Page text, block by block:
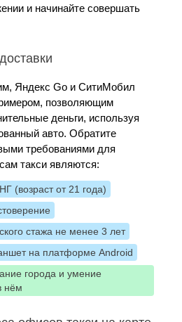
и начинайте совершать
Яндекс Go и СитиМобил
позволяющим
деньги, используя
авто. Обратите
требованиями для
такси являются:
(возраст от 21 года)
стажа не менее 3 лет
на платформе Android
города и умение
нём